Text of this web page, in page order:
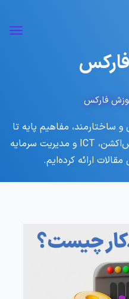
فارکس
ساختارمند، مفاهیم پایه تا
استراتژی‌های پیشرفته مانند پرایس‌اکشن، ICT و مدیریت سرمایه
ارائه کرده‌ایم.